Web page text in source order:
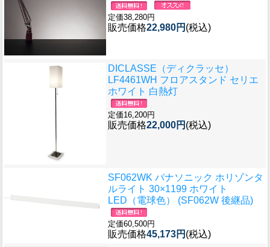
定価38,280円
販売価格22,980円 (税込)
DICLASSE（ディクラッセ）
LF4461WH フロアスタンド セリエ
ホワイト 白熱灯
定価16,200円
販売価格22,000円 (税込)
SF062WK パナソニック ホリゾンタ
ルライト 30×1199 ホワイト
LED（電球色） (SF062W 後継品)
定価60,500円
販売価格45,173円 (税込)